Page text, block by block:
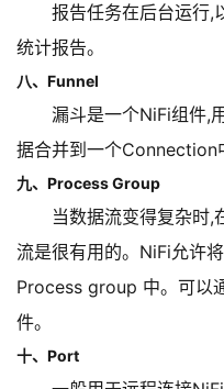
报告任务在后台运行,
统计报告。
八、Funnel
漏斗是一个NiFi组件,
据合并到一个Connection
九、Process Group
当数据流变得复杂时,
流是很有用的。NiFi允许
Process group 中。可以
件。
十、Port